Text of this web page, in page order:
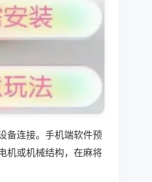
备连接。手机端软件预
机或机械结构，在麻将